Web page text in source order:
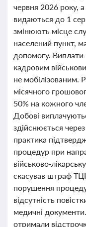
червня 2026 року,
видаються до 1
змінюють місце
населений пункт,
допомогу.
кадровим
не мобілізованим.
місячного
50% на кожного
Добові
здійснюється
практика
процедур при
військово-
скасував штраф
порушення
відсутність
медичні документи.
отримали